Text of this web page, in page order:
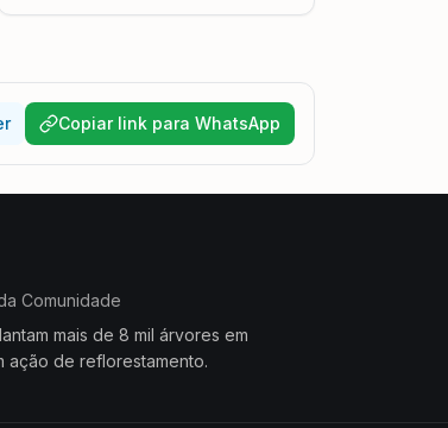
Copiar link para WhatsApp
Comunidade
mais de 8 mil árvores em
ação de reflorestamento.